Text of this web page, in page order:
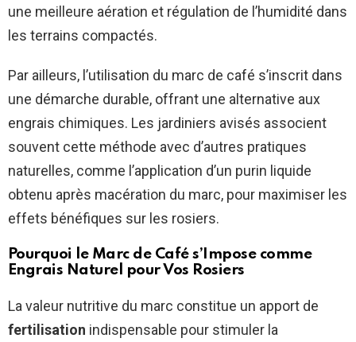
une meilleure aération et régulation de l’humidité dans
les terrains compactés.
Par ailleurs, l’utilisation du marc de café s’inscrit dans
une démarche durable, offrant une alternative aux
engrais chimiques. Les jardiniers avisés associent
souvent cette méthode avec d’autres pratiques
naturelles, comme l’application d’un purin liquide
obtenu après macération du marc, pour maximiser les
effets bénéfiques sur les rosiers.
Pourquoi le Marc de Café s’Impose comme
Engrais Naturel pour Vos Rosiers
La valeur nutritive du marc constitue un apport de
fertilisation indispensable pour stimuler la